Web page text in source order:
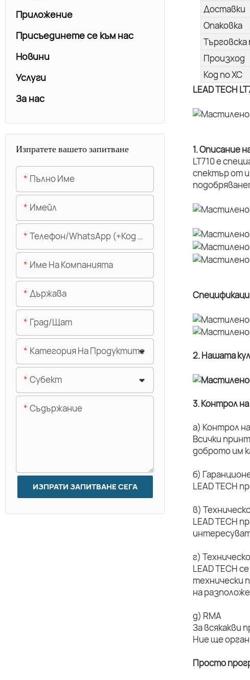
Доставки
Опаковка
Търговска
Произход
Код по ХС
LEAD TECH
1. Описание
LT710 е
спектър от
2. Нашата
3. Контрол
а) Контрол
Всички
доброто им
б)
LEAD TECH
в)
LEAD TECH
г)
LEAD TECH
технически
на
д) RMA
За всякакви
Ние ще
Просто
Приложение
Присъединете се към нас
Новини
Услуги
За нас
Изпратете вашето запитване
Пълно Име
Имейл
Телефон/WhatsApp (+Код На Областта)
Име На Компанията
Държава
Град/щат
Категория На Продуктите
Субект
Съдържание
ИЗПРАТИ ЗАПИТВАНЕ СЕГА